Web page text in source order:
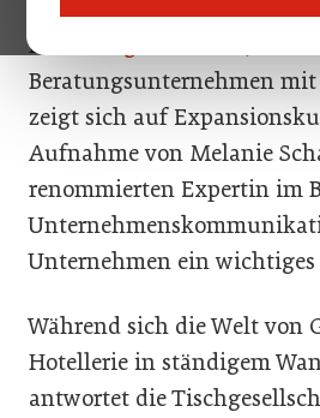
Die
Beratungsunternehmen
zeigt sich auf
Aufnahme von Melanie
renommierten Expertin im
Unternehmen ein wichtiges
Während sich die Welt von
Hotellerie in ständigem
antwortet die